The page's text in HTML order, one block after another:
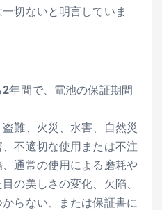
切ないと明言していま
年間で、電池の保証期間
難、火災、水害、自然災
不適切な使用または不注
通常の使用による磨耗や
の美しさの変化、欠陥、
らない、または保証書に